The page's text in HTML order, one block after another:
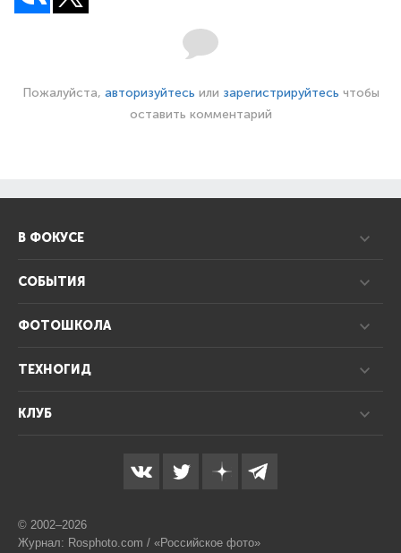
Пожалуйста, авторизуйтесь или зарегистрируйтесь чтобы
оставить комментарий
В ФОКУСЕ
СОБЫТИЯ
ФОТОШКОЛА
ТЕХНОГИД
КЛУБ
© 2002–2026
Журнал: Rosphoto.com / «Российское фото»